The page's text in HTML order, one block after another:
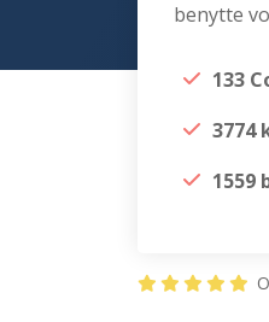
benytte
133
3774
1559